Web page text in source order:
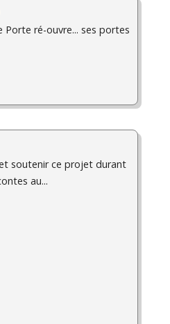
ré-ouvre... ses portes
soutenir ce projet durant
au...